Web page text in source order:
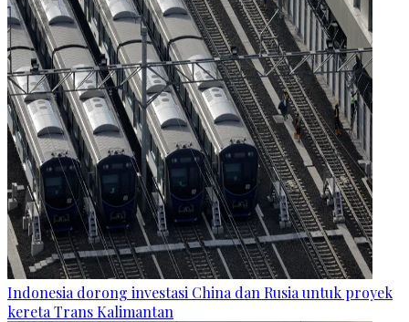
Indonesia dorong investasi China dan Rusia untuk proyek
kereta Trans Kalimantan